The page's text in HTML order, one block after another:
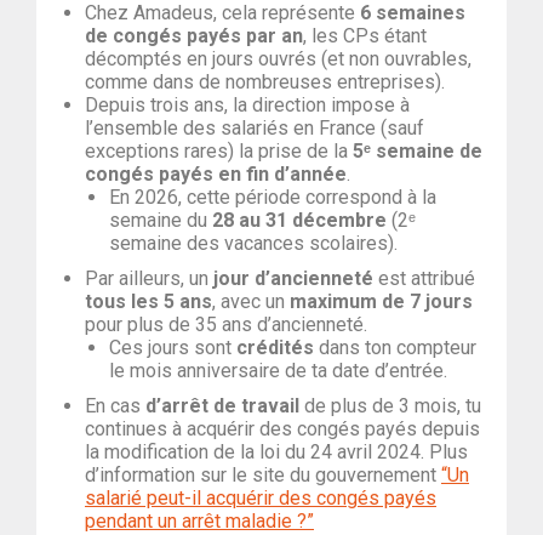
Chez Amadeus, cela représente 6 semaines
de congés payés par an, les CPs étant
décomptés en jours ouvrés (et non ouvrables,
comme dans de nombreuses entreprises).
Depuis trois ans, la direction impose à
l’ensemble des salariés en France (sauf
exceptions rares) la prise de la 5ᵉ semaine de
congés payés en fin d’année.
En 2026, cette période correspond à la
semaine du 28 au 31 décembre (2ᵉ
semaine des vacances scolaires).
Par ailleurs, un jour d’ancienneté est attribué
tous les 5 ans, avec un maximum de 7 jours
pour plus de 35 ans d’ancienneté.
Ces jours sont crédités dans ton compteur
le mois anniversaire de ta date d’entrée.
En cas d’arrêt de travail de plus de 3 mois, tu
continues à acquérir des congés payés depuis
la modification de la loi du 24 avril 2024. Plus
d’information sur le site du gouvernement “Un
salarié peut-il acquérir des congés payés
pendant un arrêt maladie ?”